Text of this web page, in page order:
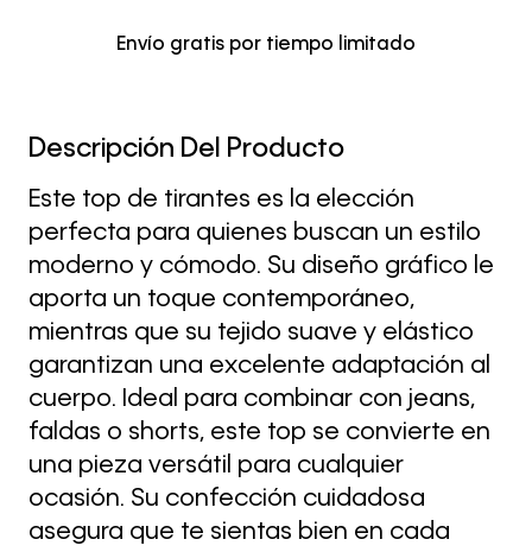
Envío gratis por tiempo limitado
Descripción Del Producto
Este top de tirantes es la elección
perfecta para quienes buscan un estilo
moderno y cómodo. Su diseño gráfico le
aporta un toque contemporáneo,
mientras que su tejido suave y elástico
garantizan una excelente adaptación al
cuerpo. Ideal para combinar con jeans,
faldas o shorts, este top se convierte en
una pieza versátil para cualquier
ocasión. Su confección cuidadosa
asegura que te sientas bien en cada